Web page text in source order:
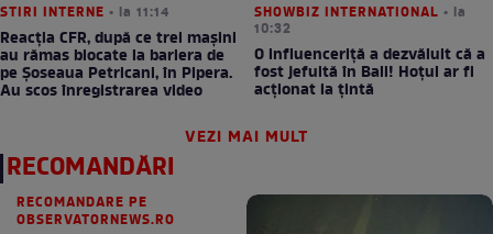
STIRI INTERNE • la 11:14
Reacția CFR, după ce trei mașini
au rămas blocate la bariera de
pe Șoseaua Petricani, în Pipera.
Au scos înregistrarea video
SHOWBIZ INTERNATIONAL • la
10:32
O influenceriță a dezvăluit că a
fost jefuită în Bali! Hoțul ar fi
acționat la țintă
VEZI MAI MULT
RECOMANDĂRI
RECOMANDARE PE
OBSERVATORNEWS.RO